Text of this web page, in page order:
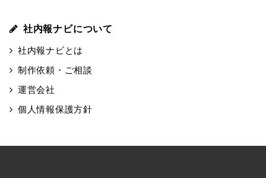
社内報ナビについて
社内報ナビとは
制作依頼・ご相談
運営会社
個人情報保護方針